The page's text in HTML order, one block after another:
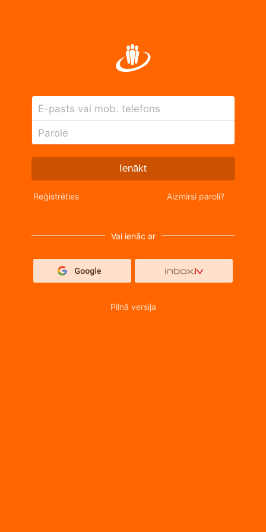
E-pasts vai mob. telefons
Parole
Ienākt
Reģistrēties Aizmirsi paroli?
Vai ienāc ar
Pilnā versija